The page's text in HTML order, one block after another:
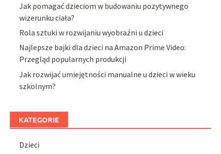
Jak pomagać dzieciom w budowaniu pozytywnego
wizerunku ciała?
Rola sztuki w rozwijaniu wyobraźni u dzieci
Najlepsze bajki dla dzieci na Amazon Prime Video:
Przegląd popularnych produkcji
Jak rozwijać umiejętności manualne u dzieci w wieku
szkolnym?
KATEGORIE
Dzieci